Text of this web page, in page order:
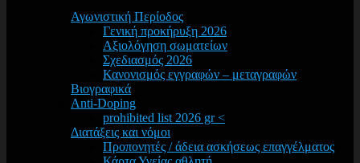
Αγωνιστική Περίοδος
Γενική προκήρυξη 2026
Αξιολόγηση σωματείων
Σχεδιασμός 2026
Κανονισμός εγγραφών – μεταγραφών
Βιογραφικά
Anti-Doping
prohibited list 2026 gr <
Διατάξεις και νόμοι
Προπονητές / άδεια ασκήσεως επαγγέλματος